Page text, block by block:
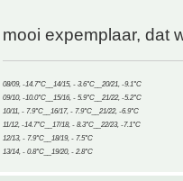
mooi expemplaar, dat
08/09, -14.7°C__14/15, - 3.6°C__20/21, -9.1°C
09/10, -10.0°C__15/16, - 5.9°C__21/22, -5.2°C
10/11, - 7.9°C__16/17, - 7.9°C__21/22, -6.9°C
11/12, -14.7°C__17/18, - 8.3°C__22/23, -7.1°C
12/13, - 7.9°C__18/19, - 7.5°C
13/14, - 0.8°C__19/20, - 2.8°C